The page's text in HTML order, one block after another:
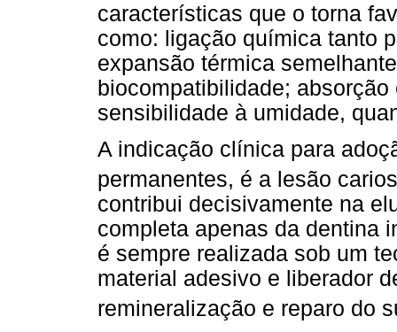
características que o torna
como: ligação química tanto
expansão térmica
biocompatibilidade;
sensibilidade à umidade,
A indicação clínica para
permanentes, é a lesão
contribui decisivamente na
completa apenas da dentina
é sempre realizada sob um
material adesivo e liberador
remineralização e reparo do